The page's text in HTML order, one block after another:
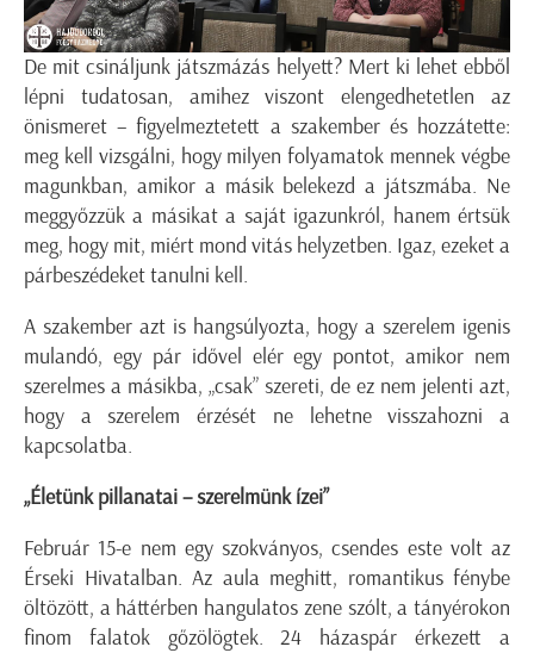
De mit csináljunk játszmázás helyett? Mert ki lehet ebből
lépni tudatosan, amihez viszont elengedhetetlen az
önismeret – figyelmeztetett a szakember és hozzátette:
meg kell vizsgálni, hogy milyen folyamatok mennek végbe
magunkban, amikor a másik belekezd a játszmába. Ne
meggyőzzük a másikat a saját igazunkról, hanem értsük
meg, hogy mit, miért mond vitás helyzetben. Igaz, ezeket a
párbeszédeket tanulni kell.
A szakember azt is hangsúlyozta, hogy a szerelem igenis
mulandó, egy pár idővel elér egy pontot, amikor nem
szerelmes a másikba, „csak” szereti, de ez nem jelenti azt,
hogy a szerelem érzését ne lehetne visszahozni a
kapcsolatba.
„Életünk pillanatai – szerelmünk ízei”
Február 15-e nem egy szokványos, csendes este volt az
Érseki Hivatalban. Az aula meghitt, romantikus fénybe
öltözött, a háttérben hangulatos zene szólt, a tányérokon
finom falatok gőzölögtek. 24 házaspár érkezett a